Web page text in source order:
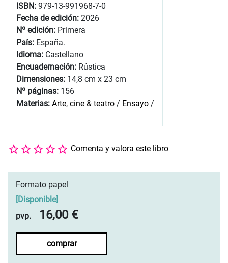
ISBN: 979-13-991968-7-0
Fecha de edición: 2026
Nº edición: Primera
País: España.
Idioma: Castellano
Encuadernación: Rústica
Dimensiones: 14,8 cm x 23 cm
Nº páginas: 156
Materias: Arte, cine & teatro / Ensayo /
Comenta y valora este libro
Formato papel
[Disponible]
pvp.
16,00 €
comprar